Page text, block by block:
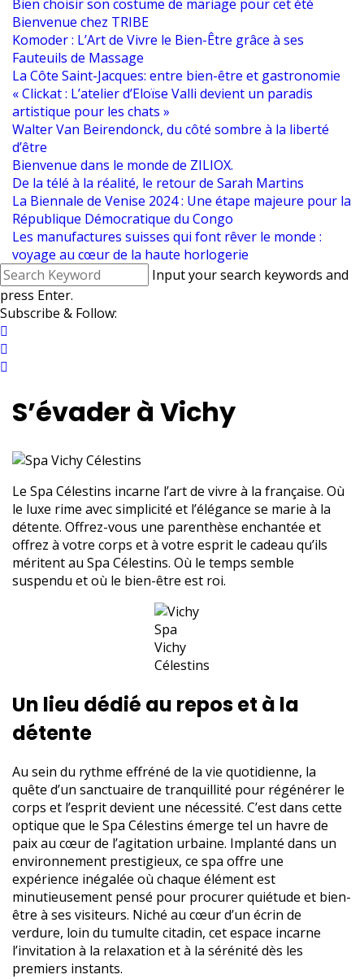
Bien choisir son costume de mariage pour cet été
Bienvenue chez TRIBE
Komoder : L’Art de Vivre le Bien-Être grâce à ses
Fauteuils de Massage
La Côte Saint-Jacques: entre bien-être et gastronomie
« Clickat : L’atelier d’Eloïse Valli devient un paradis
artistique pour les chats »
Walter Van Beirendonck, du côté sombre à la liberté
d’être
Bienvenue dans le monde de ZILIOX.
De la télé à la réalité, le retour de Sarah Martins
La Biennale de Venise 2024 : Une étape majeure pour la
République Démocratique du Congo
Les manufactures suisses qui font rêver le monde :
voyage au cœur de la haute horlogerie
Input your search keywords and
press Enter.
Subscribe & Follow:
S’évader à Vichy
Le Spa Célestins incarne l’art de vivre à la française. Où
le luxe rime avec simplicité et l’élégance se marie à la
détente. Offrez-vous une parenthèse enchantée et
offrez à votre corps et à votre esprit le cadeau qu’ils
méritent au Spa Célestins. Où le temps semble
suspendu et où le bien-être est roi.
Spa
Vichy
Célestins
Un lieu dédié au repos et à la
détente
Au sein du rythme effréné de la vie quotidienne, la
quête d’un sanctuaire de tranquillité pour régénérer le
corps et l’esprit devient une nécessité. C’est dans cette
optique que le Spa Célestins émerge tel un havre de
paix au cœur de l’agitation urbaine. Implanté dans un
environnement prestigieux, ce spa offre une
expérience inégalée où chaque élément est
minutieusement pensé pour procurer quiétude et bien-
être à ses visiteurs. Niché au cœur d’un écrin de
verdure, loin du tumulte citadin, cet espace incarne
l’invitation à la relaxation et à la sérénité dès les
premiers instants.